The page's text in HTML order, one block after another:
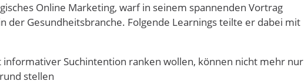
Online Marketing, warf in seinem spannenden Vortrag
der Gesundheitsbranche. Folgende Learnings teilte er dabei mit
Suchintention ranken wollen, können nicht mehr nur
stellen